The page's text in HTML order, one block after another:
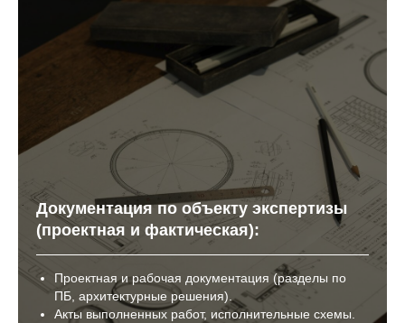
Документация по объекту экспертизы
(проектная и фактическая):
Проектная и рабочая документация (разделы по
ПБ, архитектурные решения).
Акты выполненных работ, исполнительные схемы.